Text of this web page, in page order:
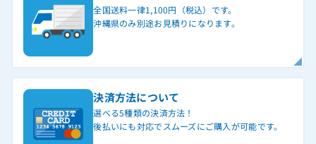
全国送料一律1,100円（税込）です。
沖縄県のみ別途お見積りになります。
決済方法について
選べる5種類の決済方法！
後払いにも対応でスムーズにご購入が可能です。